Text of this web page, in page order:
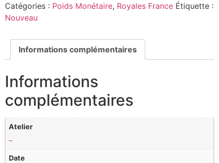
Catégories : Poids Monétaire, Royales France Étiquette :
Nouveau
Informations complémentaires
Informations
complémentaires
Atelier
–
Date